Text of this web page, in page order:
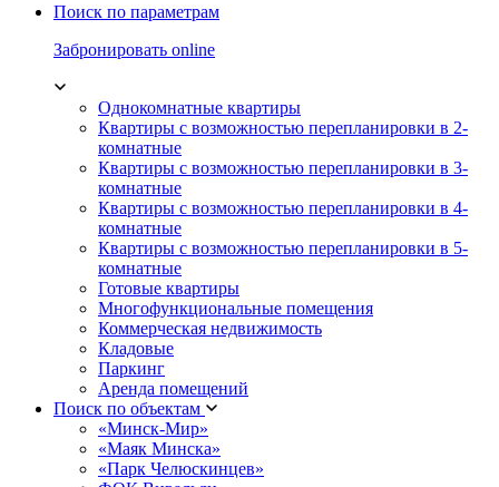
Поиск по параметрам
Забронировать online
Однокомнатные квартиры
Квартиры с возможностью перепланировки в 2-
комнатные
Квартиры с возможностью перепланировки в 3-
комнатные
Квартиры с возможностью перепланировки в 4-
комнатные
Квартиры с возможностью перепланировки в 5-
комнатные
Готовые квартиры
Многофункциональные помещения
Коммерческая недвижимость
Кладовые
Паркинг
Аренда помещений
Поиск по объектам
«Минск-Мир»
«Маяк Минска»
«Парк Челюскинцев»